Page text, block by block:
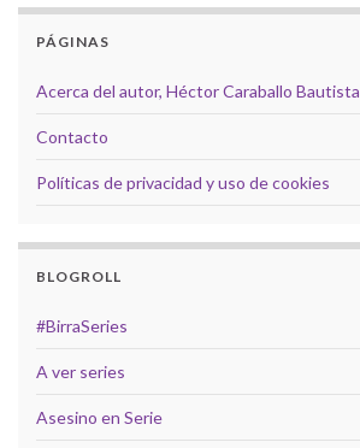
PÁGINAS
Acerca del autor, Héctor Caraballo Bautista
Contacto
Políticas de privacidad y uso de cookies
BLOGROLL
#BirraSeries
A ver series
Asesino en Serie